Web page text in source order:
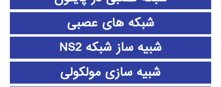
شبکه های عصبی
شبیه ساز شبکه NS2
شبیه سازی مولکولی